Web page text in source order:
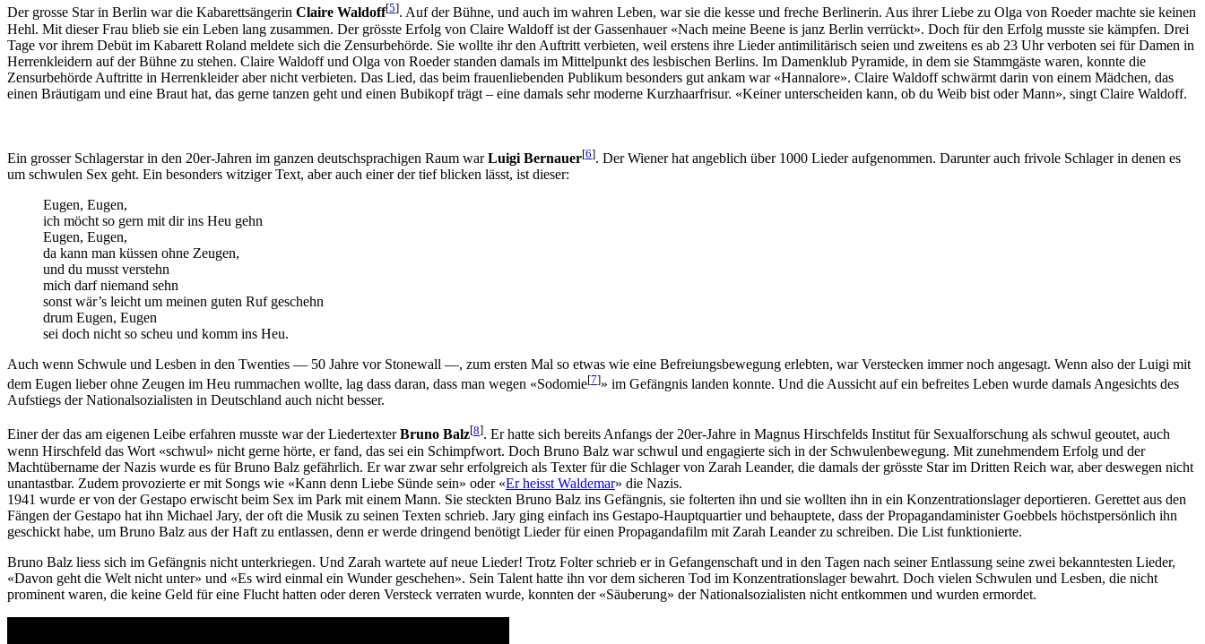
Der grosse Star in Berlin war die Kabarettsängerin Claire Waldoff[5]. Auf der Bühne, und auch im wahren Leben, war sie die kesse und freche Berlinerin. Aus ihrer Liebe zu Olga von Roeder machte sie keinen
Hehl. Mit dieser Frau blieb sie ein Leben lang zusammen. Der grösste Erfolg von Claire Waldoff ist der Gassenhauer «Nach meine Beene is janz Berlin verrückt». Doch für den Erfolg musste sie kämpfen. Drei
Tage vor ihrem Debüt im Kabarett Roland meldete sich die Zensurbehörde. Sie wollte ihr den Auftritt verbieten, weil erstens ihre Lieder antimilitärisch seien und zweitens es ab 23 Uhr verboten sei für Damen in
Herrenkleidern auf der Bühne zu stehen. Claire Waldoff und Olga von Roeder standen damals im Mittelpunkt des lesbischen Berlins. Im Damenklub Pyramide, in dem sie Stammgäste waren, konnte die
Zensurbehörde Auftritte in Herrenkleider aber nicht verbieten. Das Lied, das beim frauenliebenden Publikum besonders gut ankam war «Hannalore». Claire Waldoff schwärmt darin von einem Mädchen, das
einen Bräutigam und eine Braut hat, das gerne tanzen geht und einen Bubikopf trägt – eine damals sehr moderne Kurzhaarfrisur. «Keiner unterscheiden kann, ob du Weib bist oder Mann», singt Claire Waldoff.
Ein grosser Schlagerstar in den 20er-Jahren im ganzen deutschsprachigen Raum warLuigi Bernauer[6]. Der Wiener hat angeblich über 1000 Lieder aufgenommen. Darunter auch frivole Schlager in denen es
um schwulen Sex geht. Ein besonders witziger Text, aber auch einer der tief blicken lässt, ist dieser:
Eugen, Eugen,
ich möcht so gern mit dir ins Heu gehn
Eugen, Eugen,
da kann man küssen ohne Zeugen,
und du musst verstehn
mich darf niemand sehn
sonst wär’s leicht um meinen guten Ruf geschehn
drum Eugen, Eugen
sei doch nicht so scheu und komm ins Heu.
Auch wenn Schwule und Lesben in den Twenties — 50 Jahre vor Stonewall —, zum ersten Mal so etwas wie eine Befreiungsbewegung erlebten, war Verstecken immer noch angesagt. Wenn also der Luigi mit
dem Eugen lieber ohne Zeugen im Heu rummachen wollte, lag dass daran, dass man wegen «Sodomie[7]» im Gefängnis landen konnte. Und die Aussicht auf ein befreites Leben wurde damals Angesichts des
Aufstiegs der Nationalsozialisten in Deutschland auch nicht besser.
Einer der das am eigenen Leibe erfahren musste war der LiedertexterBruno Balz[8]. Er hatte sich bereits Anfangs der 20er-Jahre in Magnus Hirschfelds Institut für Sexualforschung als schwul geoutet, auch
wenn Hirschfeld das Wort «schwul» nicht gerne hörte, er fand, das sei ein Schimpfwort. Doch Bruno Balz war schwul und engagierte sich in der Schwulenbewegung. Mit zunehmendem Erfolg und der
Machtübername der Nazis wurde es für Bruno Balz gefährlich. Er war zwar sehr erfolgreich als Texter für die Schlager von Zarah Leander, die damals der grösste Star im Dritten Reich war, aber deswegen nicht
unantastbar. Zudem provozierte er mit Songs wie «Kann denn Liebe Sünde sein» oder «Er heisst Waldemar» die Nazis.
1941 wurde er von der Gestapo erwischt beim Sex im Park mit einem Mann. Sie steckten Bruno Balz ins Gefängnis, sie folterten ihn und sie wollten ihn in ein Konzentrationslager deportieren. Gerettet aus den
Fängen der Gestapo hat ihn Michael Jary, der oft die Musik zu seinen Texten schrieb. Jary ging einfach ins Gestapo-Hauptquartier und behauptete, dass der Propagandaminister Goebbels höchstpersönlich ihn
geschickt habe, um Bruno Balz aus der Haft zu entlassen, denn er werde dringend benötigt Lieder für einen Propagandafilm mit Zarah Leander zu schreiben. Die List funktionierte.
Bruno Balz liess sich im Gefängnis nicht unterkriegen. Und Zarah wartete auf neue Lieder! Trotz Folter schrieb er in Gefangenschaft und in den Tagen nach seiner Entlassung seine zwei bekanntesten Lieder,
«Davon geht die Welt nicht unter» und «Es wird einmal ein Wunder geschehen». Sein Talent hatte ihn vor dem sicheren Tod im Konzentrationslager bewahrt. Doch vielen Schwulen und Lesben, die nicht
prominent waren, die keine Geld für eine Flucht hatten oder deren Versteck verraten wurde, konnten der «Säuberung» der Nationalsozialisten nicht entkommen und wurden ermordet.